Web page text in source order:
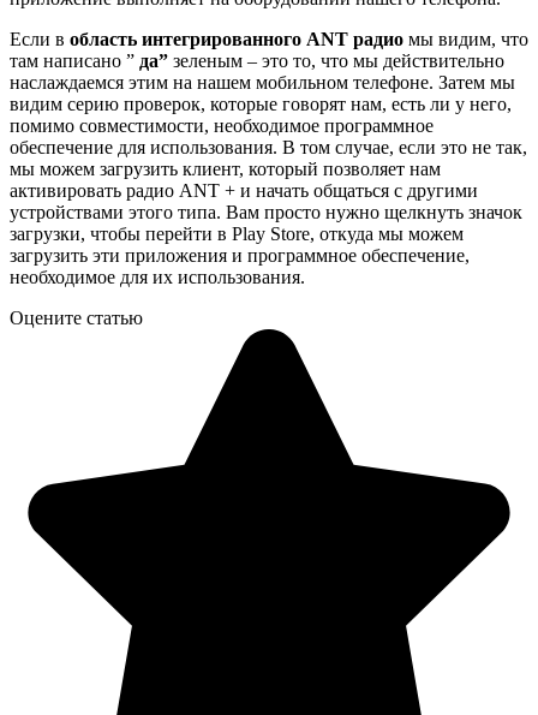
Если в область интегрированного ANT радио мы видим, что
там написано ” да” зеленым – это то, что мы действительно
наслаждаемся этим на нашем мобильном телефоне. Затем мы
видим серию проверок, которые говорят нам, есть ли у него,
помимо совместимости, необходимое программное
обеспечение для использования. В том случае, если это не так,
мы можем загрузить клиент, который позволяет нам
активировать радио ANT + и начать общаться с другими
устройствами этого типа. Вам просто нужно щелкнуть значок
загрузки, чтобы перейти в Play Store, откуда мы можем
загрузить эти приложения и программное обеспечение,
необходимое для их использования.
Оцените статью